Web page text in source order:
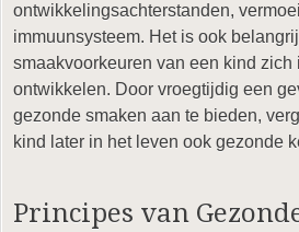
ontwikkelingsachterstanden,
immuunsysteem. Het is ook
smaakvoorkeuren van een kind zich
ontwikkelen. Door vroegtijdig een
gezonde smaken aan te bieden,
kind later in het leven ook gezonde
Principes van